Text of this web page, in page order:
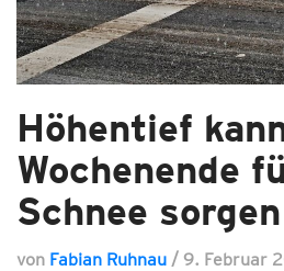
Höhentief
Wochenende
Schnee sorgen
von Fabian Ruhnau / 9. Februar